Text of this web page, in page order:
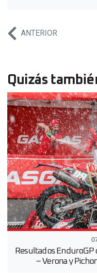
ANTERIOR
Quizás
Resultados
– Verona y